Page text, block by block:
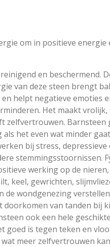
om in positieve energie
en beschermend.
van deze steen brengt
helpt negatieve emoties
Het maakt vrolijk,
zelfvertrouwen. Barnsteen
het even wat minder
bij stress, depressieve
stemmingsstoornissen.
werking op de
keel, gewrichten,
de wondgenezing
doorkomen van tanden bij
ook een hele
goed is tegen teken en
meer zelfvertrouwen